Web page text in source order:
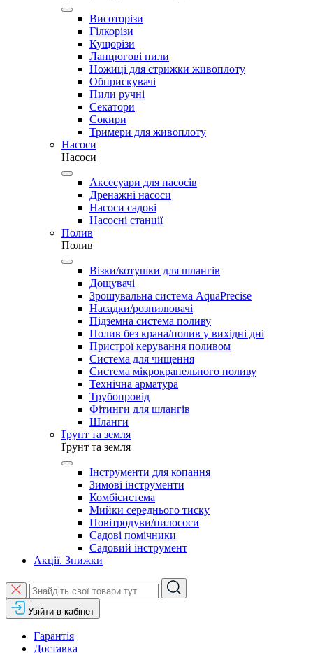
Висоторізи
Гілкорізи
Кущорізи
Ланцюгові пили
Ножиці для стрижки живоплоту
Обприскувачі
Пили ручні
Секатори
Сокири
Тримери для живоплоту
Насоси
Насоси
Аксесуари для насосів
Дренажні насоси
Насоси садові
Насосні станції
Полив
Полив
Візки/котушки для шлангів
Дощувачі
Зрошувальна система AquaPrecise
Насадки/розпилювачі
Підземна система поливу
Полив без крана/полив у вихідні дні
Пристрої керування поливом
Система для чищення
Система мікрокрапельного поливу
Технічна арматура
Трубопровід
Фітинги для шлангів
Шланги
Ґрунт та земля
Ґрунт та земля
Інструменти для копання
Зимові інструменти
Комбісистема
Мийки середнього тиску
Повітродуви/пилососи
Садові помічники
Садовий інструмент
Акції. Знижки
Увійти в кабінет
Гарантія
Доставка